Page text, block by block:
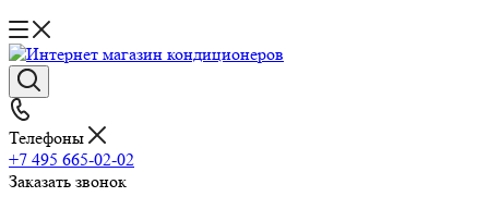
Телефоны
+7 495 665-02-02
Заказать звонок